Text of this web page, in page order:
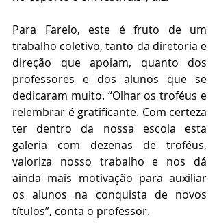
Para Farelo, este é fruto de um
trabalho coletivo, tanto da diretoria e
direção que apoiam, quanto dos
professores e dos alunos que se
dedicaram muito. “Olhar os troféus e
relembrar é gratificante. Com certeza
ter dentro da nossa escola esta
galeria com dezenas de troféus,
valoriza nosso trabalho e nos dá
ainda mais motivação para auxiliar
os alunos na conquista de novos
títulos”, conta o professor.